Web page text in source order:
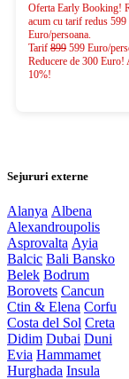
Oferta Early Booking!
acum cu tarif redus 599
Euro/persoana.
Tarif 899 599 Euro/
Reducere de 300 Euro!
10%!
Sejururi externe
Alanya Albena
Alexandroupolis
Asprovalta Ayia
Balcic Bali Bansko
Belek Bodrum
Borovets Cancun
Ctin & Elena Corfu
Costa del Sol Creta
Didim Dubai Duni
Evia Hammamet
Hurghada Insula